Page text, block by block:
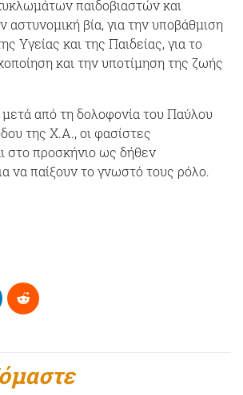
παιδοβιαστών και
αστυνομική βία, για την υποβάθμιση
Υγείας και της Παιδείας, για το
και την υποτίμηση της ζωής
μετά από τη δολοφονία του Παύλου
της Χ.Α., οι φασίστες
στο προσκήνιο ως δήθεν
να παίξουν το γνωστό τους ρόλο.